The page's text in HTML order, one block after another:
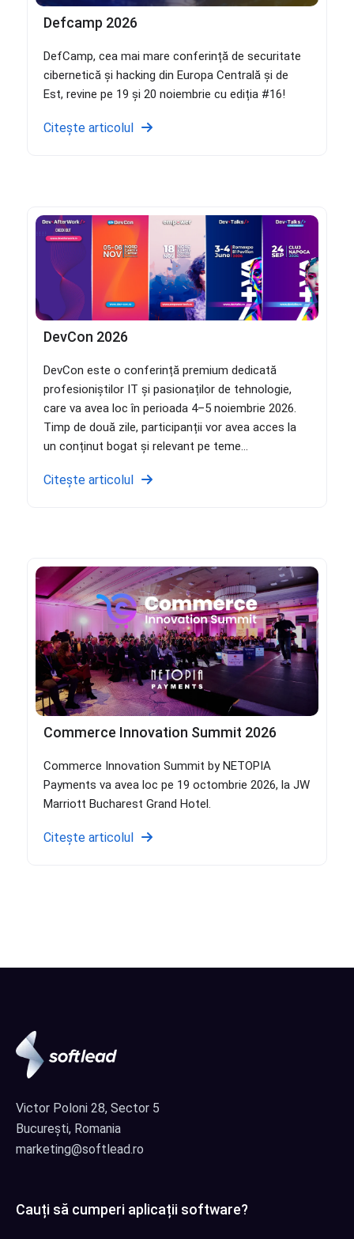
Defcamp 2026
DefCamp, cea mai mare conferință de securitate
cibernetică și hacking din Europa Centrală și de
Est, revine pe 19 și 20 noiembrie cu ediția #16!
Citește articolul
DevCon 2026
DevCon este o conferință premium dedicată
profesioniștilor IT și pasionaților de tehnologie,
care va avea loc în perioada 4–5 noiembrie 2026.
Timp de două zile, participanții vor avea acces la
un conținut bogat și relevant pe teme...
Citește articolul
Commerce Innovation Summit 2026
Commerce Innovation Summit by NETOPIA
Payments va avea loc pe 19 octombrie 2026, la JW
Marriott Bucharest Grand Hotel.
Citește articolul
Victor Poloni 28, Sector 5
București, Romania
marketing@softlead.ro
Cauți să cumperi aplicații software?